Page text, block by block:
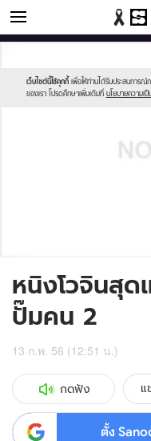
ข่าวบันเทิง
เว็บไซต์นี้ใช้คุกกี้ เพื่อให้ท่านได้รับประสบการณ์
ของเรา โปรดศึกษาเพิ่มเติมที่ นโยบายความเ
sanook.png
image.jpg
หนิงโวจินสุด
ปั๊มคน 2
13 ก.พ. 56 (12:51 น.)
กดฟัง แ
ตั้ง